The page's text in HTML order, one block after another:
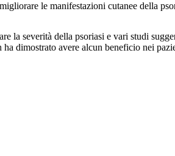
le manifestazioni cutanee della
severità della psoriasi e vari studi
dimostrato avere alcun beneficio nei